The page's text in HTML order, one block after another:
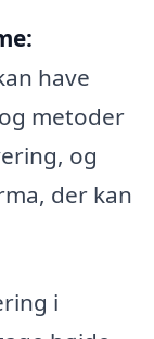
have
metoder
og
der kan
i